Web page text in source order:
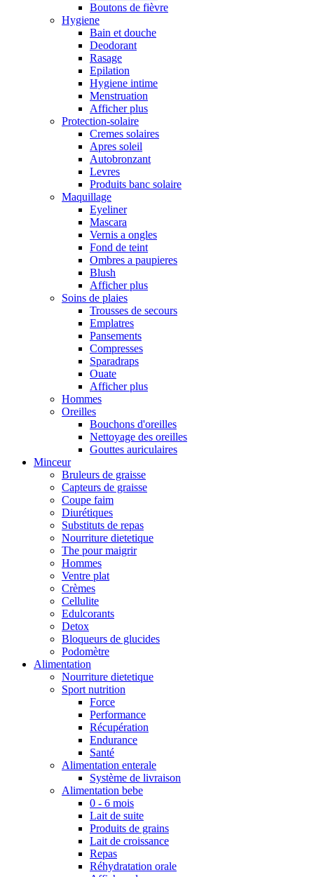
Boutons de fièvre
Hygiene
Bain et douche
Deodorant
Rasage
Epilation
Hygiene intime
Menstruation
Afficher plus
Protection-solaire
Cremes solaires
Apres soleil
Autobronzant
Levres
Produits banc solaire
Maquillage
Eyeliner
Mascara
Vernis a ongles
Fond de teint
Ombres a paupieres
Blush
Afficher plus
Soins de plaies
Trousses de secours
Emplatres
Pansements
Compresses
Sparadraps
Ouate
Afficher plus
Hommes
Oreilles
Bouchons d'oreilles
Nettoyage des oreilles
Gouttes auriculaires
Minceur
Bruleurs de graisse
Capteurs de graisse
Coupe faim
Diurétiques
Substituts de repas
Nourriture dietetique
The pour maigrir
Hommes
Ventre plat
Crèmes
Cellulite
Edulcorants
Detox
Bloqueurs de glucides
Podomètre
Alimentation
Nourriture dietetique
Sport nutrition
Force
Performance
Récupération
Endurance
Santé
Alimentation enterale
Système de livraison
Alimentation bebe
0 - 6 mois
Lait de suite
Produits de grains
Lait de croissance
Repas
Réhydratation orale